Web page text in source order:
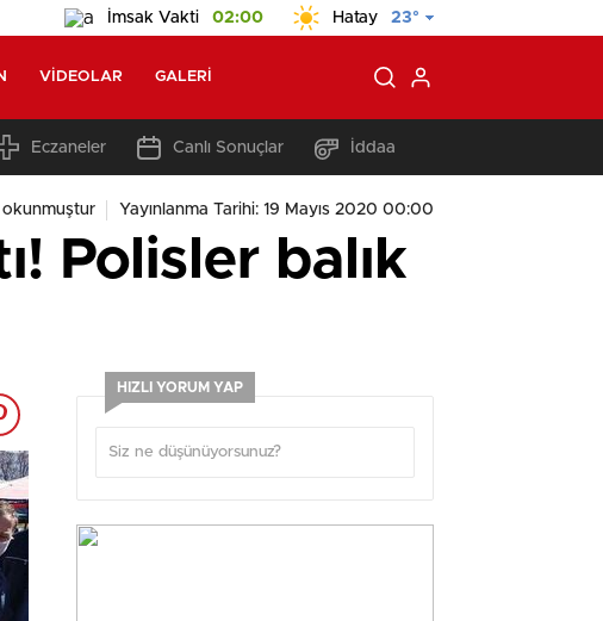
İmsak Vakti 02:00 Hatay 23°
VIDEOLAR GALERI
Eczaneler Canlı Sonuçlar İddaa
Yayınlanma Tarihi: 19 Mayıs 2020 00:00
Polisler balık
HIZLI YORUM YAP